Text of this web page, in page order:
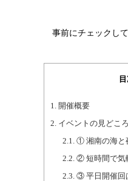
事前にチェックし
1. 開催概要
2. イベントの見どころ
2.1. ① 湘南の海と
2.2. ② 短時間で気
2.3. ③ 平日開催回